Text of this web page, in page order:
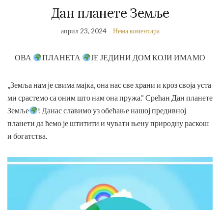
Дан планете Земље
април 23, 2024 Нема коментара
ОВА ПЛАНЕТА ЈЕ ЈЕДИНИ ДОМ КОЈИ ИМАМО
„Земља нам је свима мајка, она нас све храни и кроз своја уста
ми срастемо са оним што нам она пружа.“ Срећан Дан планете
Земље
! Данас славимо уз обећање нашој предивној
планети да ћемо је штитити и чувати њену природну раскош
и богатства.